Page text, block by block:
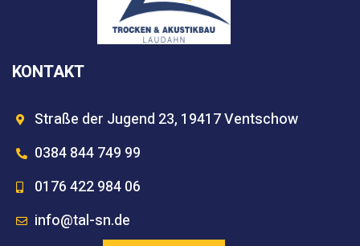
KONTAKT
Straße der Jugend 23, 19417 Ventschow
0384 844 749 99
0176 422 984 06
info@tal-sn.de